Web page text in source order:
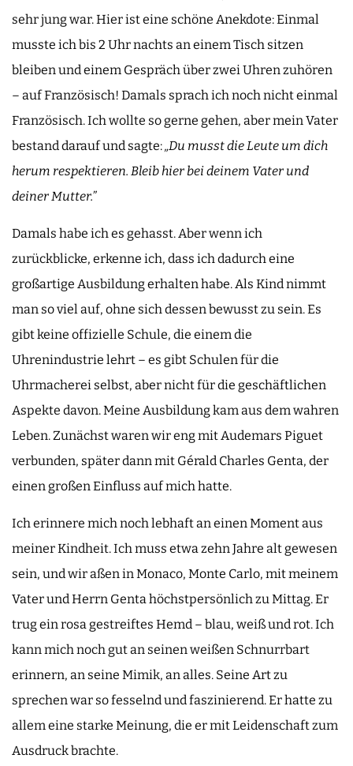
sehr jung war. Hier ist eine schöne Anekdote: Einmal
musste ich bis 2 Uhr nachts an einem Tisch sitzen
bleiben und einem Gespräch über zwei Uhren zuhören
– auf Französisch! Damals sprach ich noch nicht einmal
Französisch. Ich wollte so gerne gehen, aber mein Vater
bestand darauf und sagte:„Du musst die Leute um dich
herum respektieren. Bleib hier bei deinem Vater und
deiner Mutter.”
Damals habe ich es gehasst. Aber wenn ich
zurückblicke, erkenne ich, dass ich dadurch eine
großartige Ausbildung erhalten habe. Als Kind nimmt
man so viel auf, ohne sich dessen bewusst zu sein. Es
gibt keine offizielle Schule, die einem die
Uhrenindustrie lehrt – es gibt Schulen für die
Uhrmacherei selbst, aber nicht für die geschäftlichen
Aspekte davon. Meine Ausbildung kam aus dem wahren
Leben. Zunächst waren wir eng mit Audemars Piguet
verbunden, später dann mit Gérald Charles Genta, der
einen großen Einfluss auf mich hatte.
Ich erinnere mich noch lebhaft an einen Moment aus
meiner Kindheit. Ich muss etwa zehn Jahre alt gewesen
sein, und wir aßen in Monaco, Monte Carlo, mit meinem
Vater und Herrn Genta höchstpersönlich zu Mittag. Er
trug ein rosa gestreiftes Hemd – blau, weiß und rot. Ich
kann mich noch gut an seinen weißen Schnurrbart
erinnern, an seine Mimik, an alles. Seine Art zu
sprechen war so fesselnd und faszinierend. Er hatte zu
allem eine starke Meinung, die er mit Leidenschaft zum
Ausdruck brachte.